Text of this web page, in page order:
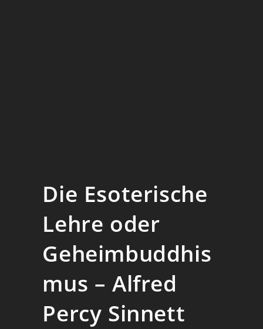
Die Esoterische
Lehre oder
Geheimbuddhis
mus – Alfred
Percy Sinnett